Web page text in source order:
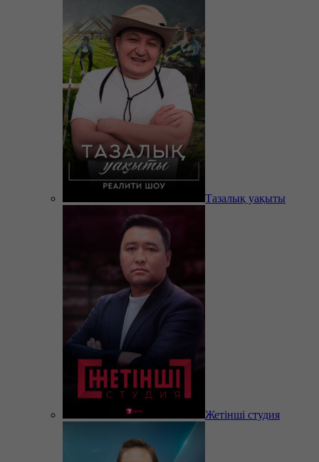
Тазалық уақыты
Жетінші студия